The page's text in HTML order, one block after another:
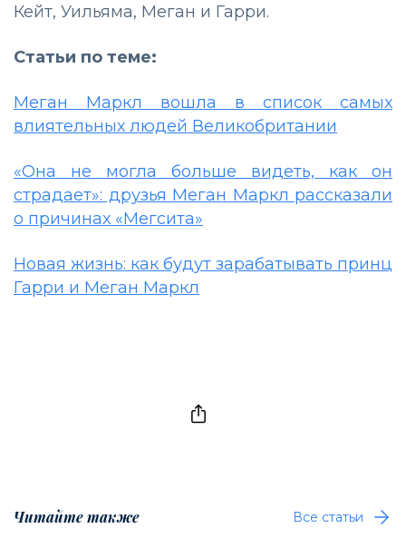
Кейт, Уильяма, Меган и Гарри.
Статьи по теме:
Меган Маркл вошла в список самых
влиятельных людей Великобритании
«Она не могла больше видеть, как он
страдает»: друзья Меган Маркл рассказали
о причинах «Мегсита»
Новая жизнь: как будут зарабатывать принц
Гарри и Меган Маркл
Читайте также Все статьи